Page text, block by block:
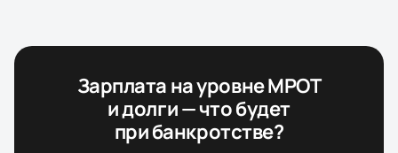
Зарплата на уровне МРОТ
и долги — что будет
при банкротстве?